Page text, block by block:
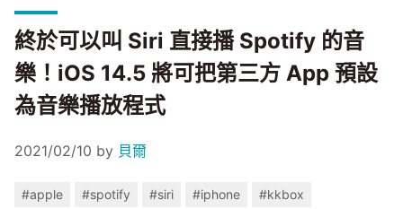
終於可以叫 Siri 直接播 Spotify 的音
樂！iOS 14.5 將可把第三方 App 預設
為音樂播放程式
2021/02/10 by 貝爾
#apple #spotify #siri #iphone #kkbox